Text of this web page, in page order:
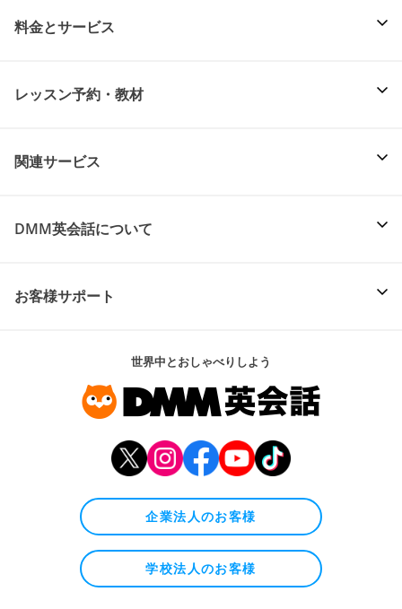
料金とサービス
レッスン予約・教材
関連サービス
DMM英会話について
お客様サポート
世界中とおしゃべりしよう
企業法人のお客様
学校法人のお客様